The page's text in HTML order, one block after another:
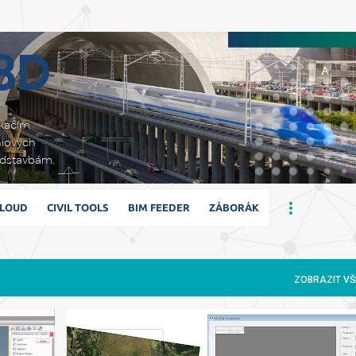
CIVIL TOOLS BIM FEEDER ZÁBORÁK
ZOBRAZIT
ECW MAPY ORTOFOTOMAPY